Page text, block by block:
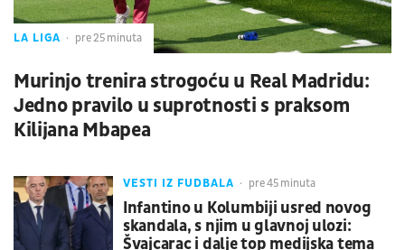
LA LIGA pre 25 minuta
Murinjo trenira strogoću u Real Madridu:
Jedno pravilo u suprotnosti s praksom
Kilijana Mbapea
VESTI IZ FUDBALA pre 45 minuta
Infantino u Kolumbiji usred novog
skandala, s njim u glavnoj ulozi:
Švajcarac i dalje top medijska tema